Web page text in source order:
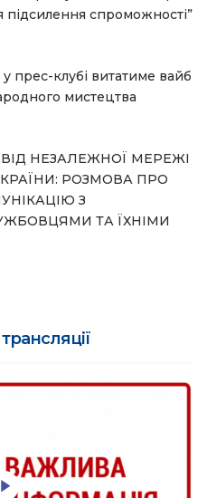
підсилення спроможності”
прес-клубі витатиме вайб
мистецтва
НЕЗАЛЕЖНОЇ МЕРЕЖІ
РОЗМОВА ПРО
З
ТА ЇХНІМИ